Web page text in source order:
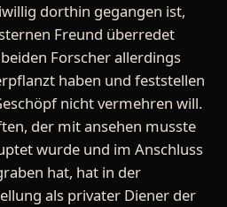
dorthin gegangen ist,
Freund überredet
Forscher allerdings
haben und feststellen
nicht vermehren will.
der mit ansehen musste
wurde und im Anschluss
hat, hat in der
als privater Diener der